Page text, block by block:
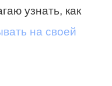
узнать, как
на своей